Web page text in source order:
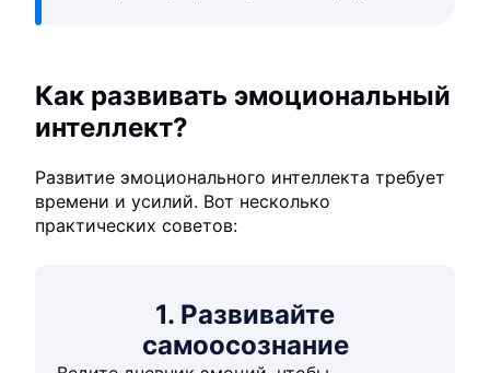
Как развивать эмоциональный
интеллект?
Развитие эмоционального интеллекта требует
времени и усилий. Вот несколько
практических советов:
1. Развивайте
самоосознание